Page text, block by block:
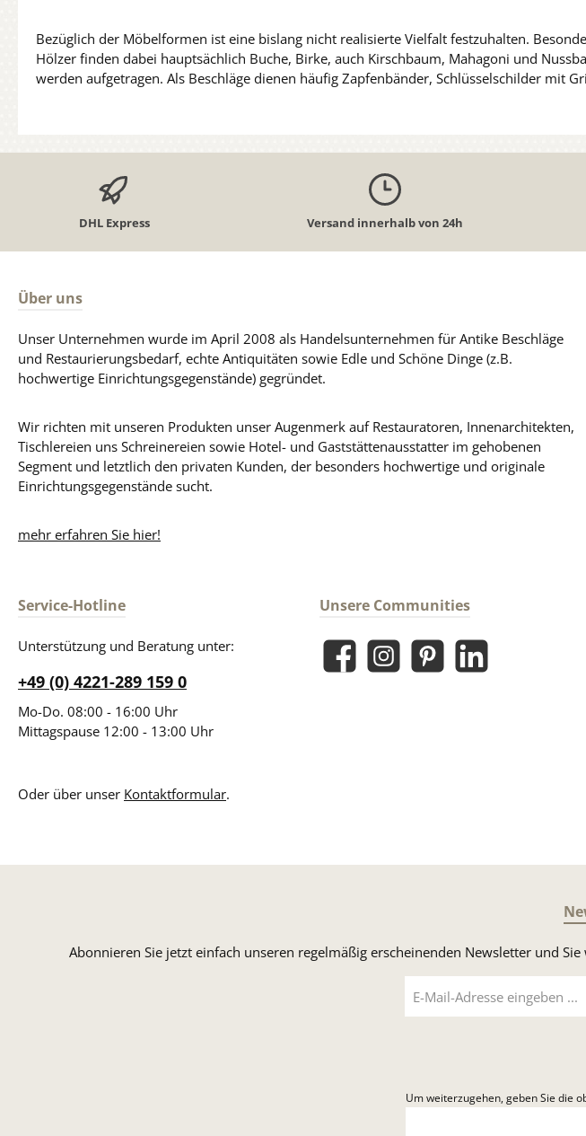
Bezüglich der Möbelformen ist eine bislang nicht realisierte Vielfalt festzuhalten.
Hölzer finden dabei hauptsächlich Buche, Birke, auch Kirschbaum, Mahagoni und
werden aufgetragen. Als Beschläge dienen häufig Zapfenbänder, Schlüsselschilder mit
DHL Express Versand innerhalb von 24h
Über uns
Unser Unternehmen wurde im April 2008 als Handelsunternehmen für Antike Beschläge
und Restaurierungsbedarf, echte Antiquitäten sowie Edle und Schöne Dinge (z.B.
hochwertige Einrichtungsgegenstände) gegründet.
Wir richten mit unseren Produkten unser Augenmerk auf Restauratoren, Innenarchitekten,
Tischlereien uns Schreinereien sowie Hotel- und Gaststättenausstatter im gehobenen
Segment und letztlich den privaten Kunden, der besonders hochwertige und originale
Einrichtungsgegenstände sucht.
mehr erfahren Sie hier!
Service-Hotline
Unterstützung und Beratung unter:
+49 (0) 4221-289 159 0
Mo-Do. 08:00 - 16:00 Uhr
Mittagspause 12:00 - 13:00 Uhr
Oder über unser Kontaktformular.
Unsere Communities
FacebookInstagramPinterestLinkedIn
Abonnieren Sie jetzt einfach unseren regelmäßig erscheinenden Newsletter und
Mail-
Adresse
Um weiterzugehen, geben Sie die